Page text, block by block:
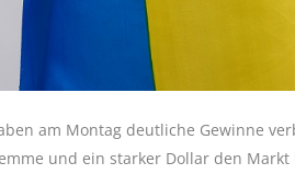
am Montag deutliche Gewinne
und ein starker Dollar den